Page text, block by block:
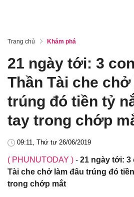
Trang chủ Khám phá
21 ngày tới: 3
Thần Tài che
trúng đó tiền tỷ
tay trong chớp
09:11, Thứ tư 26/06/2019
( PHUNUTODAY ) - 21 ngày tới:
Tài che chở làm đâu trúng đó
trong chớp mắt